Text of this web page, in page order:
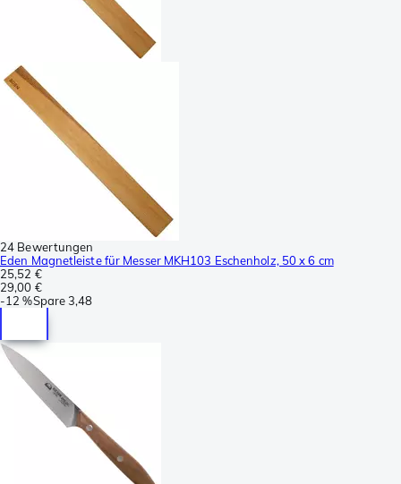
24 Bewertungen
Eden Magnetleiste für Messer MKH103 Eschenholz, 50 x 6 cm
25,52 €
29,00 €
-12 %Spare3,48